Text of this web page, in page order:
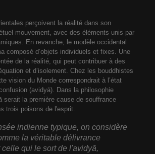
perçoivent la réalité dans son
mouvement, avec des éléments unis par
En revanche, le modèle occidental
composé d’objets individuels et fixes. Une
de la réalité, qui peut contribuer à des
et d’isolement. Chez les bouddhistes
vision du Monde correspondrait à l’état
(avidyā). Dans la philosophie
serait la première cause de souffrance
trois poisons de l'esprit.
indienne typique, on considère
la véritable délivrance
celle qui le sort de l'avidyā,